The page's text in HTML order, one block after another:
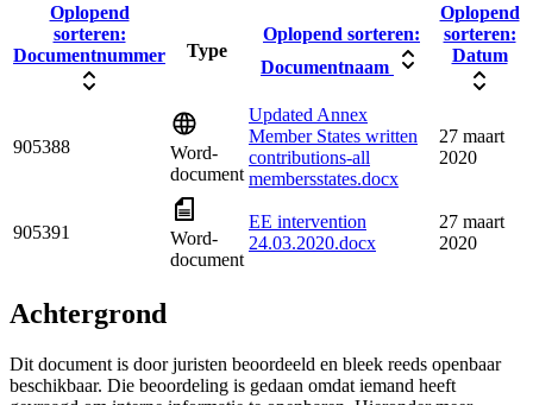
Oplopend
sorteren:
Documentnummer
Type
Oplopend sorteren:
Documentnaam
Oplopend
sorteren:
Datum
905388
Word-
document
Updated Annex
Member States written
contributions-all
membersstates.docx
27 maart
2020
905391
Word-
document
EE intervention
24.03.2020.docx
27 maart
2020
Achtergrond
Dit document is door juristen beoordeeld en bleek reeds openbaar
beschikbaar. Die beoordeling is gedaan omdat iemand heeft